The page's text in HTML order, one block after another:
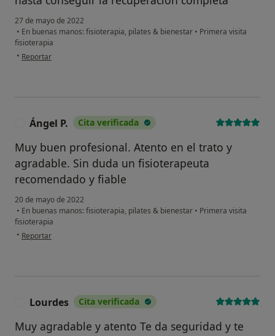
27 de mayo de 2022
• En buenas manos: fisioterapia, pilates & bienestar • Primera visita
fisioterapia
• en opinión del usuario Rafael
Reportar
Ángel P. Cita verificada
Muy buen profesional. Atento en el trato y
agradable. Sin duda un fisioterapeuta
recomendado y fiable
20 de mayo de 2022
• En buenas manos: fisioterapia, pilates & bienestar • Primera visita
fisioterapia
• en opinión del usuario Ángel P.
Reportar
Lourdes Cita verificada
Muy agradable y atento Te da seguridad y te